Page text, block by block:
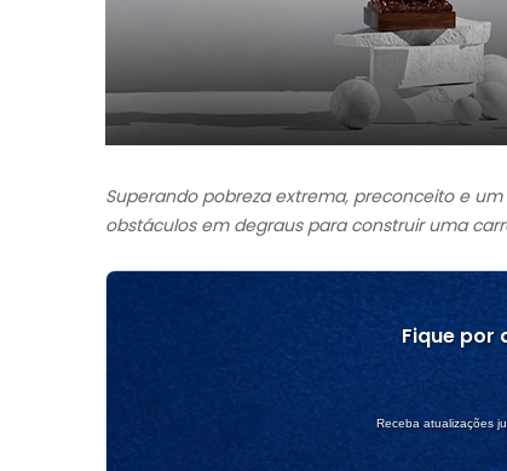
Superando pobreza extrema, preconceito e
obstáculos em degraus para construir uma
Fique por
Receba atualizações